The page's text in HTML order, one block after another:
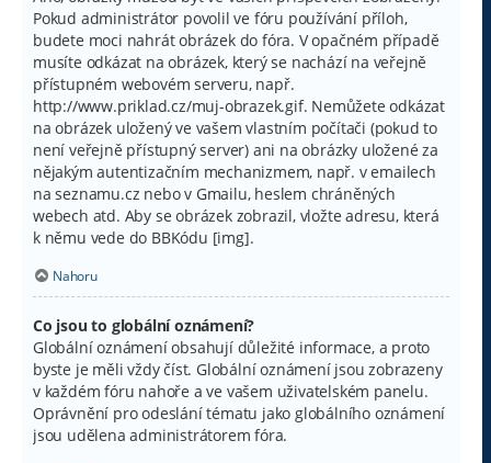
Pokud administrátor povolil ve fóru používání příloh,
budete moci nahrát obrázek do fóra. V opačném případě
musíte odkázat na obrázek, který se nachází na veřejně
přístupném webovém serveru, např.
http://www.priklad.cz/muj-obrazek.gif. Nemůžete odkázat
na obrázek uložený ve vašem vlastním počítači (pokud to
není veřejně přístupný server) ani na obrázky uložené za
nějakým autentizačním mechanizmem, např. v emailech
na seznamu.cz nebo v Gmailu, heslem chráněných
webech atd. Aby se obrázek zobrazil, vložte adresu, která
k němu vede do BBKódu [img].
Nahoru
Co jsou to globální oznámení?
Globální oznámení obsahují důležité informace, a proto
byste je měli vždy číst. Globální oznámení jsou zobrazeny
v každém fóru nahoře a ve vašem uživatelském panelu.
Oprávnění pro odeslání tématu jako globálního oznámení
jsou udělena administrátorem fóra.